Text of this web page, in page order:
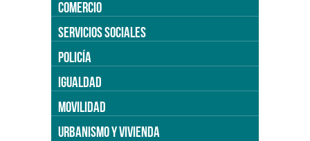
COMERCIO
SERVICIOS SOCIALES
POLICÍA
IGUALDAD
MOVILIDAD
URBANISMO Y VIVIENDA